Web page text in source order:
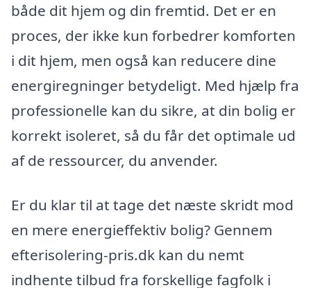
både dit hjem og din fremtid. Det er en
proces, der ikke kun forbedrer komforten
i dit hjem, men også kan reducere dine
energiregninger betydeligt. Med hjælp fra
professionelle kan du sikre, at din bolig er
korrekt isoleret, så du får det optimale ud
af de ressourcer, du anvender.
Er du klar til at tage det næste skridt mod
en mere energieffektiv bolig? Gennem
efterisolering-pris.dk kan du nemt
indhente tilbud fra forskellige fagfolk i